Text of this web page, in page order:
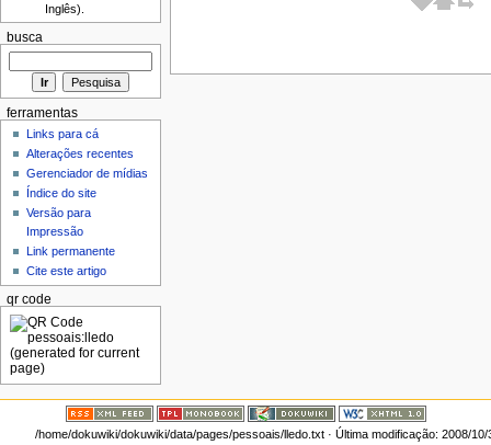
Inglês).
busca
ferramentas
Links para cá
Alterações recentes
Gerenciador de mídias
Índice do site
Versão para
Impressão
Link permanente
Cite este artigo
qr code
/home/dokuwiki/dokuwiki/data/pages/pessoais/lledo.txt· Última modificação: 2008/